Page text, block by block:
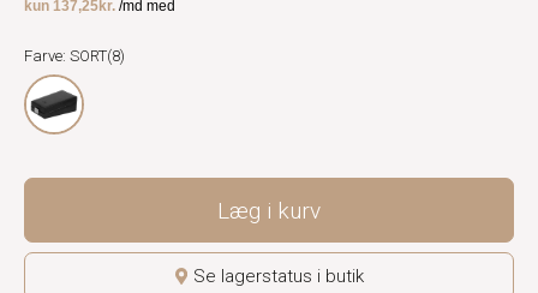
Farve: SORT(8)
Læg i kurv
Se lagerstatus i butik